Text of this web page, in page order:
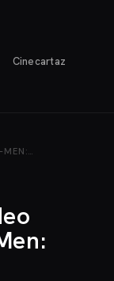
Cinecartaz
MEN:…